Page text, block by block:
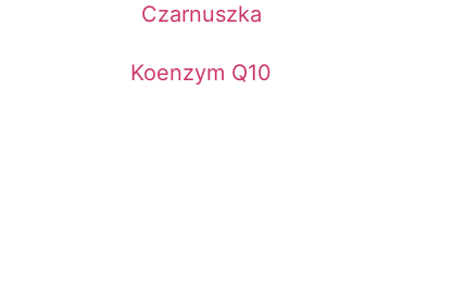
Czarnuszka
Koenzym Q10